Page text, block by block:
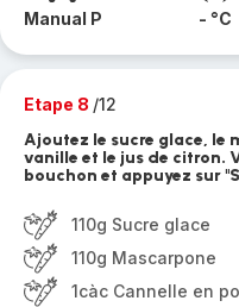
Manual P - °C
Etape 8 /12
Ajoutez le sucre glace, le
vanille et le jus de citron.
bouchon et appuyez sur
110g Sucre glace
110g Mascarpone
1càc Cannelle en